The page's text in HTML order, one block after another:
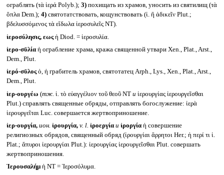
ограблять (τὰ ἱερά Polyb.); 3)похищать из храмов, уносить из святилищ (τὰ
ὅπλα Dem.); 4)святотатствовать, кощунствовать (ἱ. ἢ ἀδικεῖν Plut.;
βδελυσσόμενος τὰ εἴδωλα ἱεροσυλεῖς NT).
ἱεροσύλησις, εωςἡ Diod. = ἱεροσυλία.
ἱερο-σῡλία ἡ ограбление храма, кража священной утвари Xen., Plat., Arst.,
Dem., Plut.
ἱερό-σῡλοςὁ, ἡ грабитель храмов, святотатец Arph., Lys., Xen., Plat., Arst.,
Dem., Plut.
ἱερ-ουργέω (тж. ἱ. τὸ εὐαγγέλιον τοῦ θεοῦ NT и ἱερουργίας ἱερουργεῖσθαι
Plut.) справлять священные обряды, отправлять богослужение: ἱερὰ
ἱερουργεῖται Luc. совершается жертвоприношение.
ἱερ-ουργία, ион. ἱρουργία, v. l. ἱροεργία и ἱροργία ἡ совершение
религиозных обрядов, священный обряд (ἱρουργίαι ἄρρητοι Her.; ἡ περί τι ἱ.
Plat.; ἄπυροι ἱερουργίαι Plut.): ἱερουργίας ἱερουργεῖσθαι Plut. совершать
жертвоприношения.
Ἱερουσαλήμ ἡ NT = Ἱεροσόλυμα.